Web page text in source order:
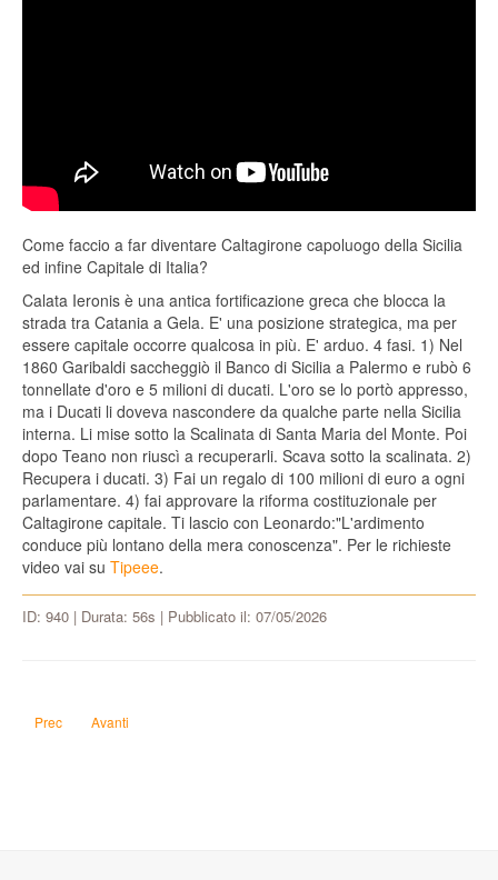
Come faccio a far diventare Caltagirone capoluogo della Sicilia
ed infine Capitale di Italia?
Calata Ieronis è una antica fortificazione greca che blocca la
strada tra Catania a Gela. E' una posizione strategica, ma per
essere capitale occorre qualcosa in più. E' arduo. 4 fasi. 1) Nel
1860 Garibaldi saccheggiò il Banco di Sicilia a Palermo e rubò 6
tonnellate d'oro e 5 milioni di ducati. L'oro se lo portò appresso,
ma i Ducati li doveva nascondere da qualche parte nella Sicilia
interna. Li mise sotto la Scalinata di Santa Maria del Monte. Poi
dopo Teano non riuscì a recuperarli. Scava sotto la scalinata. 2)
Recupera i ducati. 3) Fai un regalo di 100 milioni di euro a ogni
parlamentare. 4) fai approvare la riforma costituzionale per
Caltagirone capitale. Ti lascio con Leonardo:"L'ardimento
conduce più lontano della mera conoscenza". Per le richieste
video vai su Tipeee.
ID: 940 | Durata: 56s | Pubblicato il: 07/05/2026
Articolo precedente: Come fare in modo che tutti i cani riconoscano
Prec Articolo successivo: Come riprenderci Nizza e la Savoia
Avanti